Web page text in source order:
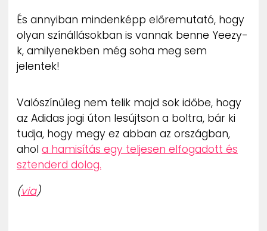
És annyiban mindenképp előremutató, hogy
olyan színállásokban is vannak benne Yeezy-
k, amilyenekben még soha meg sem
jelentek!
Valószínűleg nem telik majd sok időbe, hogy
az Adidas jogi úton lesújtson a boltra, bár ki
tudja, hogy megy ez abban az országban,
ahol a hamisítás egy teljesen elfogadott és
sztenderd dolog.
(via)